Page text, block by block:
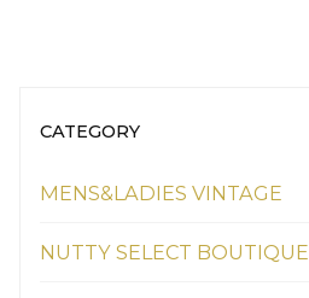
CATEGORY
MENS&LADIES VINTAGE
NUTTY SELECT BOUTIQUE